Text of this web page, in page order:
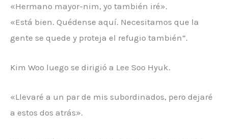
«Hermano mayor-nim, yo también iré».
«Está bien. Quédense aquí. Necesitamos que la
gente se quede y proteja el refugio también”.
Kim Woo luego se dirigió a Lee Soo Hyuk.
«Llevaré a un par de mis subordinados, pero dejaré
a estos dos atrás».